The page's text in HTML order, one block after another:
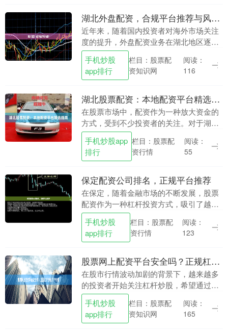
湖北外盘配资，合规平台推荐与风险提示
近年来，随着国内投资者对海外市场关注
度的提升，外盘配资业务在湖北地区逐渐
兴起。所谓外盘配资，是指投资者通过配
资平台获得资金，用于投资境外股票、期
货、外汇等金融产....
手机炒股
app排行
栏目：股票配
资知识网
阅读：
116
湖北股票配资：本地配资平台精选指南
在股票市场中，配资作为一种放大资金的
方式，受到不少投资者的关注。对于湖北
本地的投资者来说，选择一家靠谱的配资
平台尤为重要。本文将围绕湖北股票配资
的现状、选择标准....
手机炒股app
排行
栏目：股票配
资行情
阅读：
55
保定配资公司排名，正规平台推荐
在保定，随着金融市场的不断发展，股票
配资作为一种杠杆投资方式，吸引了越来
越多投资者的关注。然而，面对市场上众
多的配资公司，如何筛选出正规、安全的
平台成为投资者最....
手机炒股
app排行
栏目：股票配
资行情
阅读：
123
股票网上配资平台安全吗？正规杠杆炒股开户指南
在股市行情波动加剧的背景下，越来越多
的投资者开始关注杠杆炒股，希望通过配
资放大收益。然而，面对网络上琳琅满目
的配资平台，许多投资者不禁产生疑问：
**股票网上配资....
手机炒股
app排行
栏目：股票配
资知识网
阅读：
165